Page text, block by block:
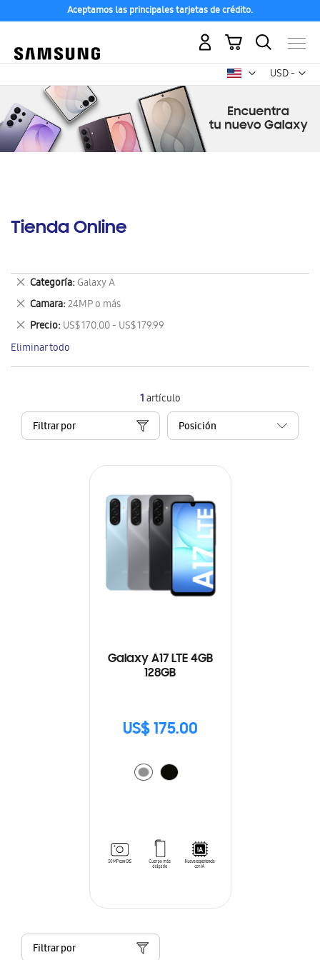
Aceptamos las principales tarjetas de crédito.
USD -
dólar
Mi carrito
Tienda Online
1artículo
Filtrar por
Galaxy A17 LTE 4GB
128GB
US$ 175.00
Filtrar por
Categoría Galaxy A
Eliminar
este
artículo
Camara 24MP o más
Eliminar
este
artículo
Precio US$ 170.00 - US$ 179.99
Eliminar
este
artículo
Eliminar todo